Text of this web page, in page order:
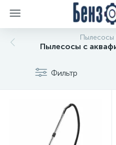
Пылесосы
Пылесосы с
Фильтр